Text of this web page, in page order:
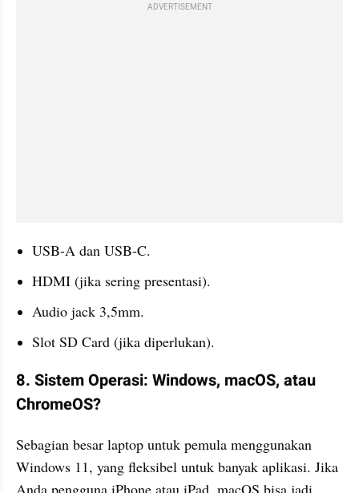
ADVERTISEMENT
USB-A dan USB-C.
HDMI (jika sering presentasi).
Audio jack 3,5mm.
Slot SD Card (jika diperlukan).
8. Sistem Operasi: Windows, macOS, atau
ChromeOS?
Sebagian besar laptop untuk pemula menggunakan
Windows 11, yang fleksibel untuk banyak aplikasi. Jika
Anda pengguna iPhone atau iPad, macOS bisa jadi